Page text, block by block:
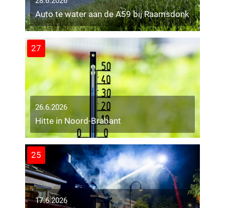
Auto te water aan de A59 bij Raamsdonk
27
26.6.2026
Hitte in Noord-Brabant
25
17.6.2026